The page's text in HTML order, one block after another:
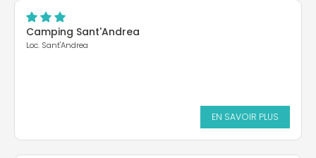
Camping Sant'Andrea
Loc. Sant'Andrea
EN SAVOIR PLUS